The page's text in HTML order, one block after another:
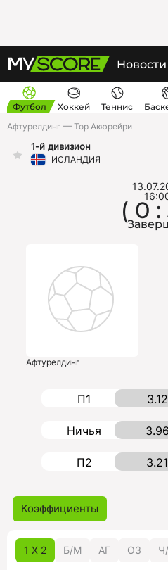
Новости
Футбол Хоккей Теннис
Афтурелдинг — Тор Акюрейри
ИСЛАНДИЯ
1-й дивизион
Афтурелдинг
( 0 :
П1 3.12
Ничья 3.96
П2 3.21
Коэффициенты
1 X 2 Б/M АГ ОЗ